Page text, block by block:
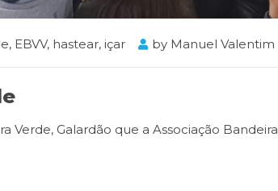
, EBVV, hastear, içar by Manuel Valentim
Verde, Galardão que a Associação Bandeira